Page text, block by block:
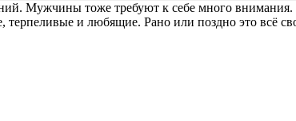
Мужчины тоже требуют к себе много
и любящие. Рано или поздно это всё